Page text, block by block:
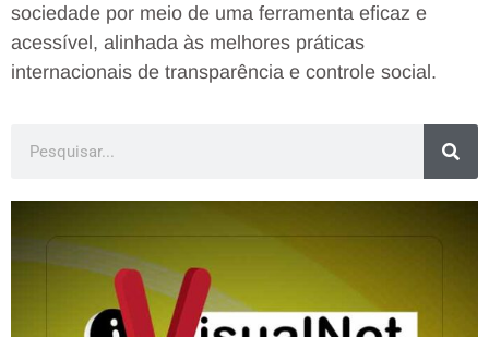
sociedade por meio de uma ferramenta eficaz e
acessível, alinhada às melhores práticas
internacionais de transparência e controle social.